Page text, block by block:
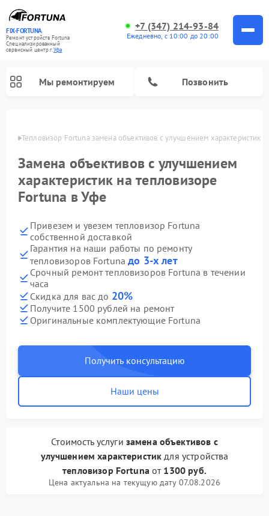
FIX-FORTUNA
Ремонт устройств Fortuna
Специализированный
cервисный центр г.Уфа
+7 (347) 214-93-84
Ежедневно, с 10:00 до 20:00
Мы ремонтируем Позвонить
Уфе Тепловизор Fortuna замена объективов с улучшением характеристик
Замена объективов с улучшением
характеристик на тепловизоре
Fortuna в Уфе
Привезем и увезем тепловизор Fortuna
собственной доставкой
Гарантия на наши работы по ремонту
тепловизоров Fortunaдо 3-х лет
Срочный ремонт тепловизоров Fortuna в течении
часа
Скидка для вас до 20%
Получите 1500 рублей на ремонт
Оригинальные комплектующие Fortuna
Получить консультацию
Наши цены
Стоимость услуги замена объективов с
улучшением характеристик для устройства
тепловизор Fortunaот 1300 руб.
Цена актуальна на текущую дату 07.08.2026